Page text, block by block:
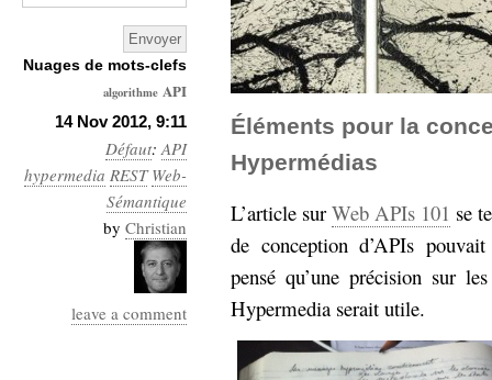
14 Nov 2012, 9:11
Défaut:API
hypermedia REST Web-
Sémantique
by Christian
leave a comment
Éléments pour la
Hypermédias
L’article sur Web APIs 101 se
de conception d’APIs
pensé qu’une précision sur
Hypermedia serait utile.
Nuages de mots-clefs
algorithme API
Architecture
Ars-
Industrialis
business_model
cinéma
Cloud